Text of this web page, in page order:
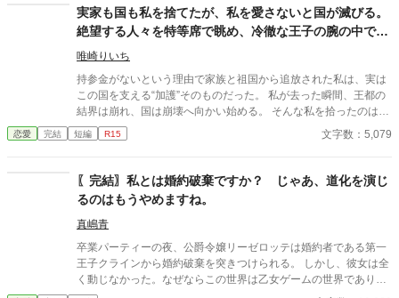
トが「俺と結婚しろ」と突如求婚。 無愛想で冷徹と噂されるアル
ベルトだったが、実はエレナにずっと想いを寄せていた。 婚約破
棄されたことで彼女を手に入れるチャンスが巡ってきたとばかり
に、強引に結婚へ持ち込もうとする。 「なんでこんな展開になる
の！？』と戸惑うエレナだが、意外にもアルベルトは不器用なが
らも優しく、次第に惹かれていく—— だが、その矢先、王太子が
突然「やっぱり君が良かった」と復縁を申し出てきて……！？
実家も国も私を捨てたが、私を愛さないと国が滅びる。
絶望する人々を特等席で眺め、冷徹な王子の腕の中で思
考停止する。
唯崎りいち
持参金がないという理由で家族と祖国から追放された私は、実は
この国を支える“加護”そのものだった。 私が去った瞬間、王都の
結界は崩れ、国は崩壊へ向かい始める。 そんな私を拾ったのは、
冷徹と噂される隣国の王子。 「やっと見つけた。お前は俺のもの
だ」 捨てられたはずの私は、気づけば滅びゆく祖国を背に、彼の
恋愛 完結 短編 R15 文字数：5,079
〖完結〗私とは婚約破棄ですか？ じゃあ、道化を演じ
るのはもうやめますね。
真嶋青
卒業パーティーの夜、公爵令嬢リーゼロッテは婚約者である第一
王子クラインから婚約破棄を突きつけられる。 しかし、彼女は全
く動じなかった。なぜならこの世界は乙女ゲームの世界であり、
今日この「断罪イベント」が起こることを前世の記憶から知って